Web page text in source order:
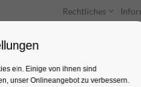
Rechtliches
Entdecken & Erleben
ein. Einige von ihnen sind
unser Onlineangebot zu verbessern.